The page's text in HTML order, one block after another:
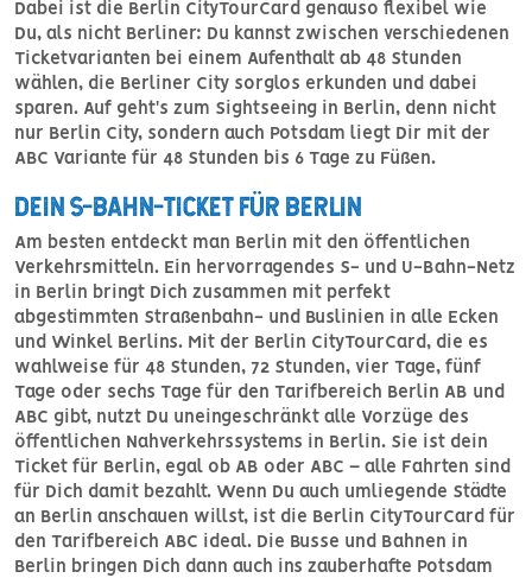
Dabei ist die Berlin CityTourCard genauso flexibel wie
Du, als nicht Berliner: Du kannst zwischen verschiedenen
Ticketvarianten bei einem Aufenthalt ab 48 Stunden
wählen, die Berliner City sorglos erkunden und dabei
sparen. Auf geht's zum Sightseeing in Berlin, denn nicht
nur Berlin City, sondern auch Potsdam liegt Dir mit der
ABC Variante für 48 Stunden bis 6 Tage zu Füßen.
DEIN S-BAHN-TICKET FÜR BERLIN
Am besten entdeckt man Berlin mit den öffentlichen
Verkehrsmitteln. Ein hervorragendes S- und U-Bahn-Netz
in Berlin bringt Dich zusammen mit perfekt
abgestimmten Straßenbahn- und Buslinien in alle Ecken
und Winkel Berlins. Mit der Berlin CityTourCard, die es
wahlweise für 48 Stunden, 72 Stunden, vier Tage, fünf
Tage oder sechs Tage für den Tarifbereich Berlin AB und
ABC gibt, nutzt Du uneingeschränkt alle Vorzüge des
öffentlichen Nahverkehrssystems in Berlin. Sie ist dein
Ticket für Berlin, egal ob AB oder ABC – alle Fahrten sind
für Dich damit bezahlt. Wenn Du auch umliegende Städte
an Berlin anschauen willst, ist die Berlin CityTourCard für
den Tarifbereich ABC ideal. Die Busse und Bahnen in
Berlin bringen Dich dann auch ins zauberhafte Potsdam